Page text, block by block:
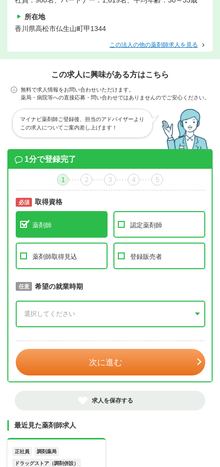
所在地
香川県高松市仏生山町甲1344
この法人の他の薬剤師求人を見る
この求人に興味がある方はこちら
無料で求人情報をお問い合わせいただけます。
薬局・病院等への直接応募・問い合わせではありませんのでご安心ください。
マイナビ薬剤師ご登録後、担当のアドバイザーより
この求人についてご案内差し上げます！
1分で登録完了
1 2 3 4 5
必須 取得資格
薬剤師 認定薬剤師
薬剤師取得見込 登録販売者
必須 取得予定年
任意 希望の就業時期
次に進む
求人を保存する
最近見た薬剤師求人
正社員 調剤薬局
ドラッグストア（調剤併設）